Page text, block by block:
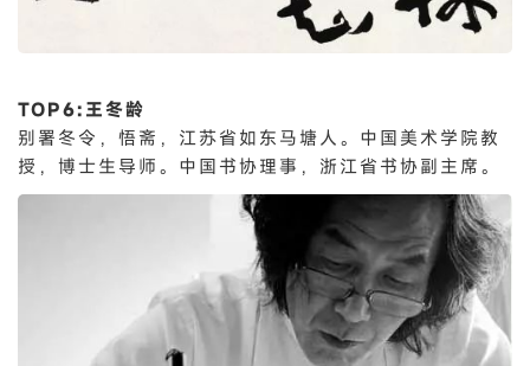
TOP6:王冬龄
别署冬令，悟斋，江苏省如东马塘人。中国美术学院教
授，博士生导师。中国书协理事，浙江省书协副主席。